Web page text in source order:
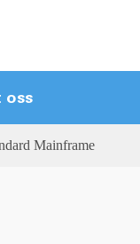
oss
Mainframe